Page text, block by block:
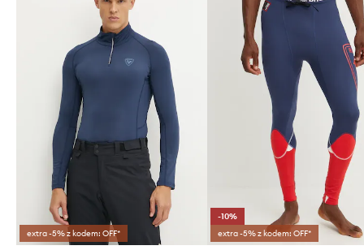
extra -5% z kodem: OFF*
-10%
extra -5% z kodem: OFF*